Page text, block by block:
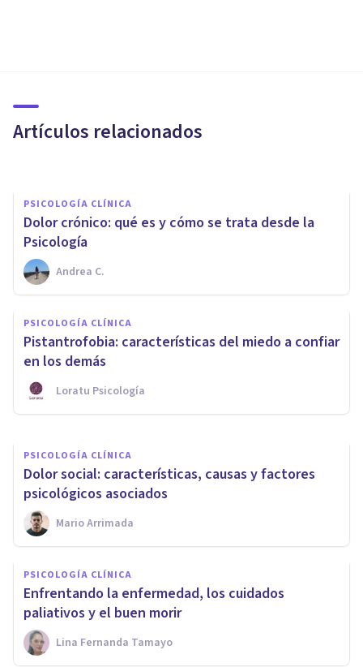
Artículos relacionados
neuropático
PSICOLOGÍA CLÍNICA
​Dolor crónico: qué es y cómo se trata desde la
Psicología
Andrea C.
PSICOLOGÍA CLÍNICA
Pistantrofobia: características del miedo a confiar
en los demás
Loratu Psicología
PSICOLOGÍA CLÍNICA
¿Qué terapias psicológicas
pueden ayudar a los pacientes
de dolor crónico?
Psicoabreu
PSICOLOGÍA CLÍNICA
Dolor social: características, causas y factores
psicológicos asociados
Mario Arrimada
PSICOLOGÍA CLÍNICA
Enfrentando la enfermedad, los cuidados
paliativos y el buen morir
Lina Fernanda Tamayo